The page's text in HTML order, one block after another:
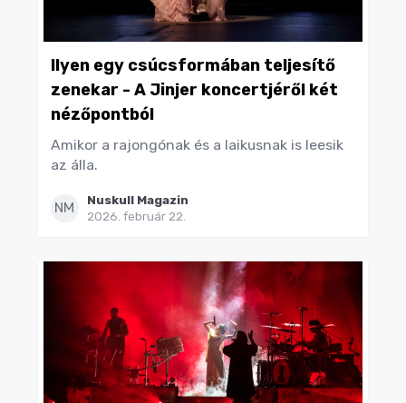
Ilyen egy csúcsformában teljesítő
zenekar - A Jinjer koncertjéről két
nézőpontból
Amikor a rajongónak és a laikusnak is leesik
az álla.
NM
Nuskull Magazin
2026. február 22.